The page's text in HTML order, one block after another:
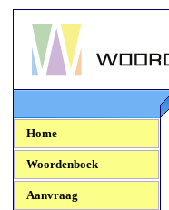
Woordenboek.NU
Home
Woordenboek
Aanvraag